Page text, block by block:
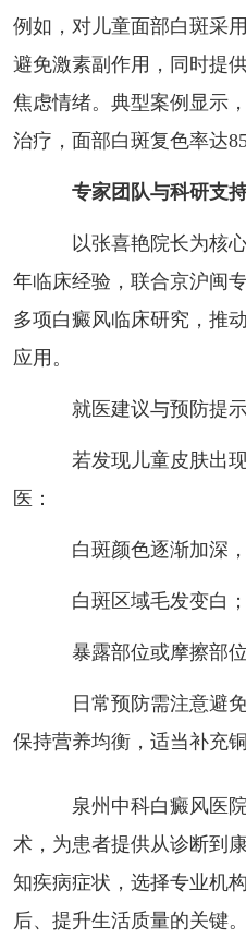
例如，对儿童面部白斑采
避免激素副作用，同时提
焦虑情绪。典型案例显示
治疗，面部白斑复色率达
专家团队与科研支
以张喜艳院长为核心
年临床经验，联合京沪闽
多项白癜风临床研究，推
应用。
就医建议与预防提
若发现儿童皮肤出现
医：
白斑颜色逐渐加深，
白斑区域毛发变白；
暴露部位或摩擦部位
日常预防需注意避免
保持营养均衡，适当补充
泉州中科白癜风医院
术，为患者提供从诊断到
知疾病症状，选择专业机
后、提升生活质量的关键。